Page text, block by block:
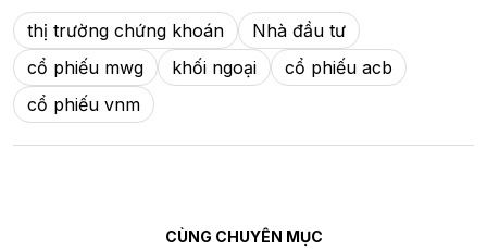
thị trường chứng khoán
Nhà đầu tư
cổ phiếu mwg
khối ngoại
cổ phiếu acb
cổ phiếu vnm
CÙNG CHUYÊN MỤC